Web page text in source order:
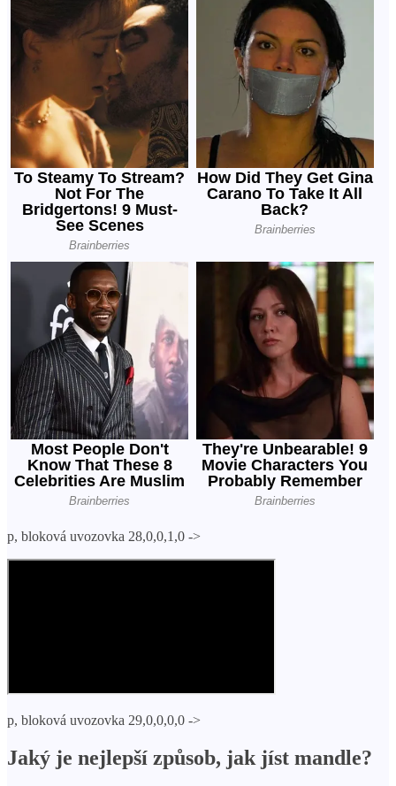
p, bloková uvozovka 28,0,0,1,0 ->
p, bloková uvozovka 29,0,0,0,0 ->
Jaký je nejlepší způsob, jak jíst mandle?